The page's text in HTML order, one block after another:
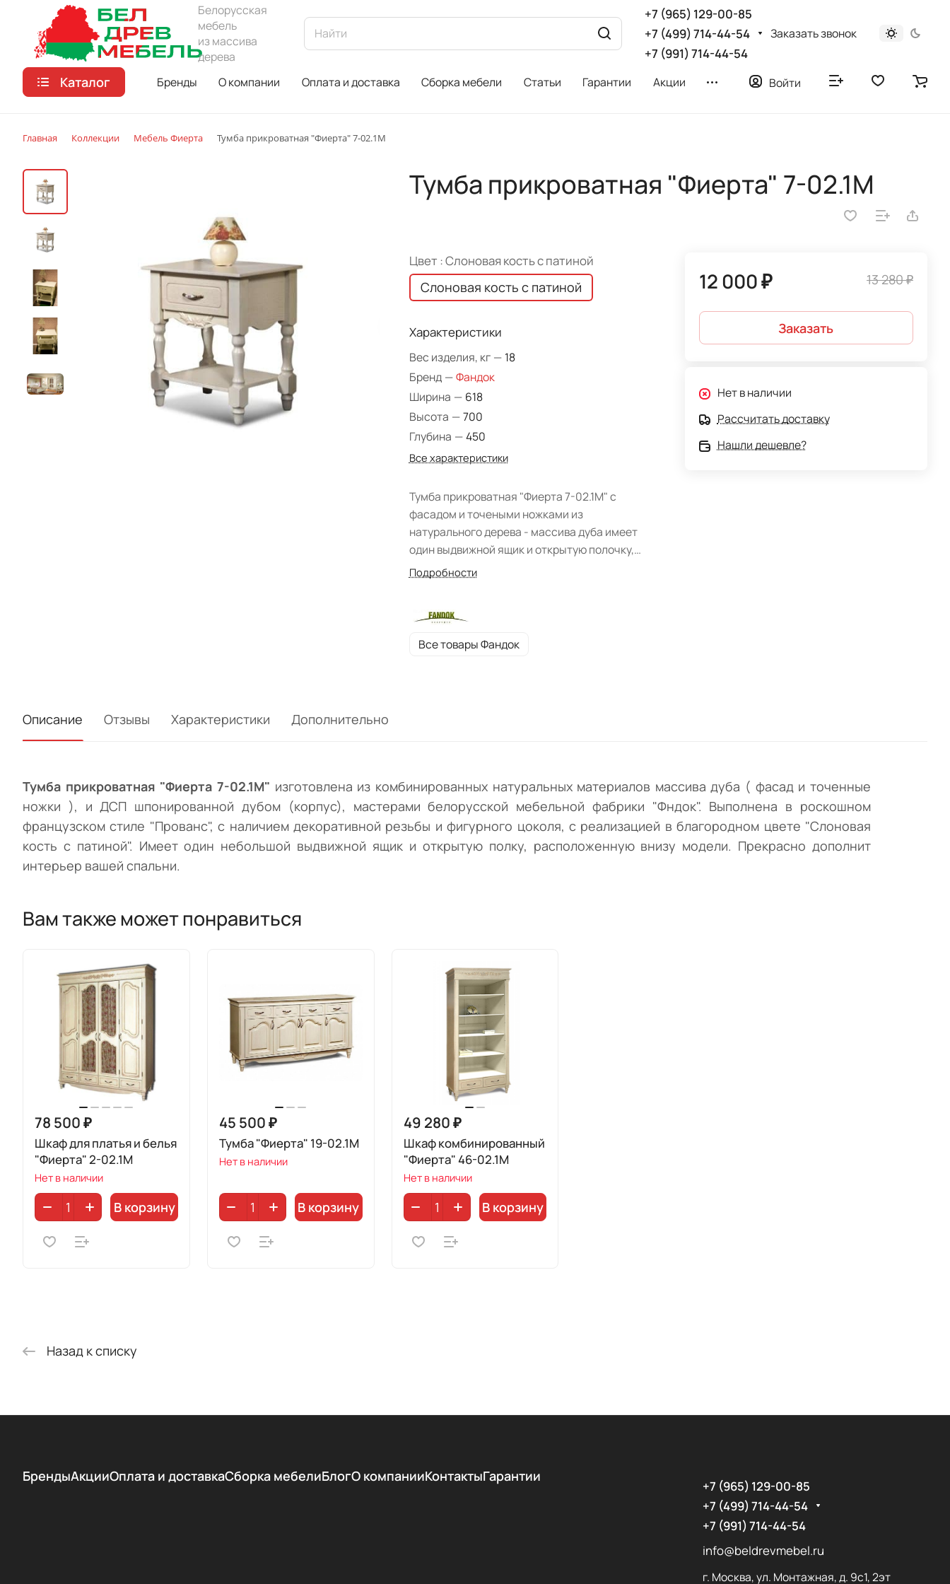
Белорусская
мебель
из массива
дерева
+7 (965) 129-00-85
+7 (499) 714-44-54
+7 (991) 714-44-54
Заказать звонок
Каталог Бренды О компании Оплата и доставка Сборка мебели Статьи Гарантии Акции Войти
Главная Коллекции Мебель Фиерта Тумба прикроватная "Фиерта" 7-02.1М
Тумба прикроватная "Фиерта" 7-02.1М
Цвет :Слоновая кость с патиной
Слоновая кость с патиной
Характеристики
Вес изделия, кг — 18
Бренд —Фандок
Ширина — 618
Высота —700
Глубина —450
Все характеристики
Тумба прикроватная "Фиерта 7-02.1М" с
фасадом и точеными ножками из
натурального дерева - массива дуба имеет
один выдвижной ящик и открытую полочку,
ручка с керамическими вставками, корпус
"слоновая кость с патиной", декорирована
фигурным цоколем с элементами ручной
резки. Производитель фабрика Фандок.
Подробности
Все товары Фандок
12 000 ₽ 13 280 ₽
Заказать
Нет в наличии
Рассчитать доставку
Нашли дешевле?
Описание Отзывы Характеристики Дополнительно
Тумба прикроватная "Фиерта 7-02.1М" изготовлена из комбинированных натуральных материалов массива дуба ( фасад и точенные
ножки ), и ДСП шпонированной дубом (корпус), мастерами белорусской мебельной фабрики "Фндок". Выполнена в роскошном
французском стиле "Прованс", с наличием декоративной резьбы и фигурного цоколя, с реализацией в благородном цвете "Слоновая
кость с патиной". Имеет один небольшой выдвижной ящик и открытую полку, расположенную внизу модели. Прекрасно дополнит
интерьер вашей спальни.
Вам также может понравиться
78 500 ₽
Шкаф для платья и белья
"Фиерта" 2-02.1М
Нет в наличии
В корзину
45 500 ₽
Тумба "Фиерта" 19-02.1М
Нет в наличии
В корзину
49 280 ₽
Шкаф комбинированный
"Фиерта" 46-02.1М
Нет в наличии
В корзину
Назад к списку
БрендыАкцииОплата и доставкаСборка мебелиБлогО компанииКонтактыГарантии
+7 (965) 129-00-85
+7 (499) 714-44-54
+7 (991) 714-44-54
info@beldrevmebel.ru
г. Москва, ул. Монтажная, д. 9с1, 2эт